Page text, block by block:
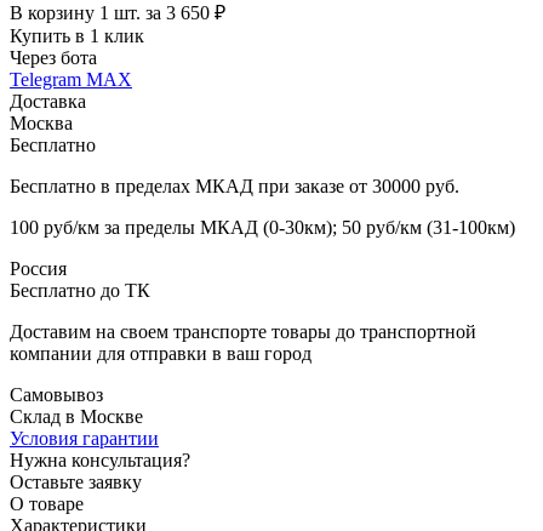
В корзину 1 шт. за 3 650 ₽
Купить в 1 клик
Через бота
Telegram MAX
Доставка
Москва
Бесплатно
Бесплатно в пределах МКАД при заказе от 30000 руб.
100 руб/км за пределы МКАД (0-30км); 50 руб/км (31-100км)
Россия
Бесплатно до ТК
Доставим на своем транспорте товары до транспортной
компании для отправки в ваш город
Самовывоз
Склад в Москве
Условия гарантии
Нужна консультация?
Оставьте заявку
О товаре
Характеристики